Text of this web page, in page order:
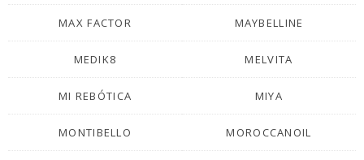
MAX FACTOR MAYBELLINE
MEDIK8 MELVITA
MI REBÓTICA MIYA
MONTIBELLO MOROCCANOIL